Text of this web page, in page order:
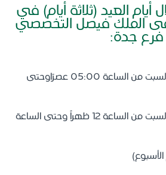
أيام العيد (ثلاثة أيام) في
الملك فيصل التخصصي
فرع جدة:
من يوم الأحد إلى يوم السبت من الساعة 05:00 عصرًاوحتى
وفي يومي الجمعة والسبت من الساعة 12 ظهراً وحتى الساعة